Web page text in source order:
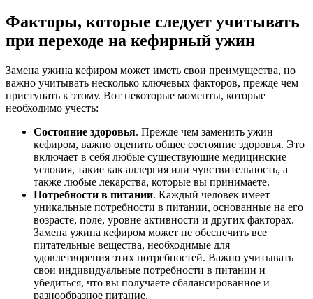
Факторы, которые следует учитывать
при переходе на кефирный ужин
Замена ужина кефиром может иметь свои преимущества, но
важно учитывать несколько ключевых факторов, прежде чем
приступать к этому. Вот некоторые моменты, которые
необходимо учесть:
Состояние здоровья. Прежде чем заменить ужин
кефиром, важно оценить общее состояние здоровья. Это
включает в себя любые существующие медицинские
условия, такие как аллергия или чувствительность, а
также любые лекарства, которые вы принимаете.
Потребности в питании. Каждый человек имеет
уникальные потребности в питании, основанные на его
возрасте, поле, уровне активности и других факторах.
Замена ужина кефиром может не обеспечить все
питательные вещества, необходимые для
удовлетворения этих потребностей. Важно учитывать
свои индивидуальные потребности в питании и
убедиться, что вы получаете сбалансированное и
разнообразное питание.